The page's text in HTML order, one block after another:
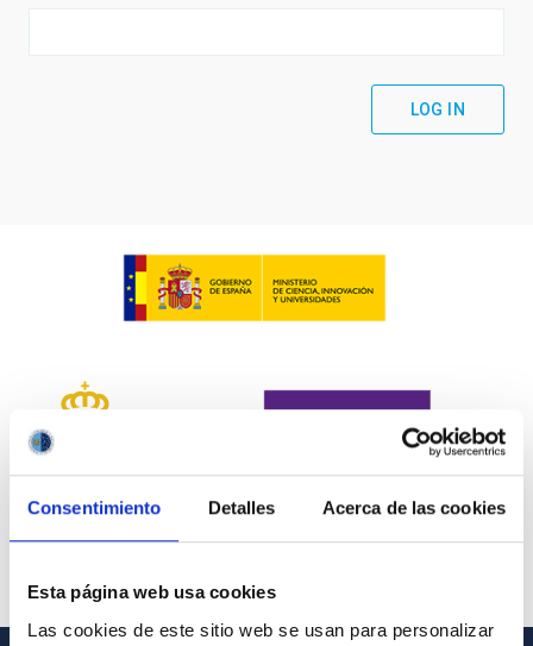
Consentimiento Detalles Acerca de las cookies
Esta página web usa cookies
Las cookies de este sitio web se usan para personalizar